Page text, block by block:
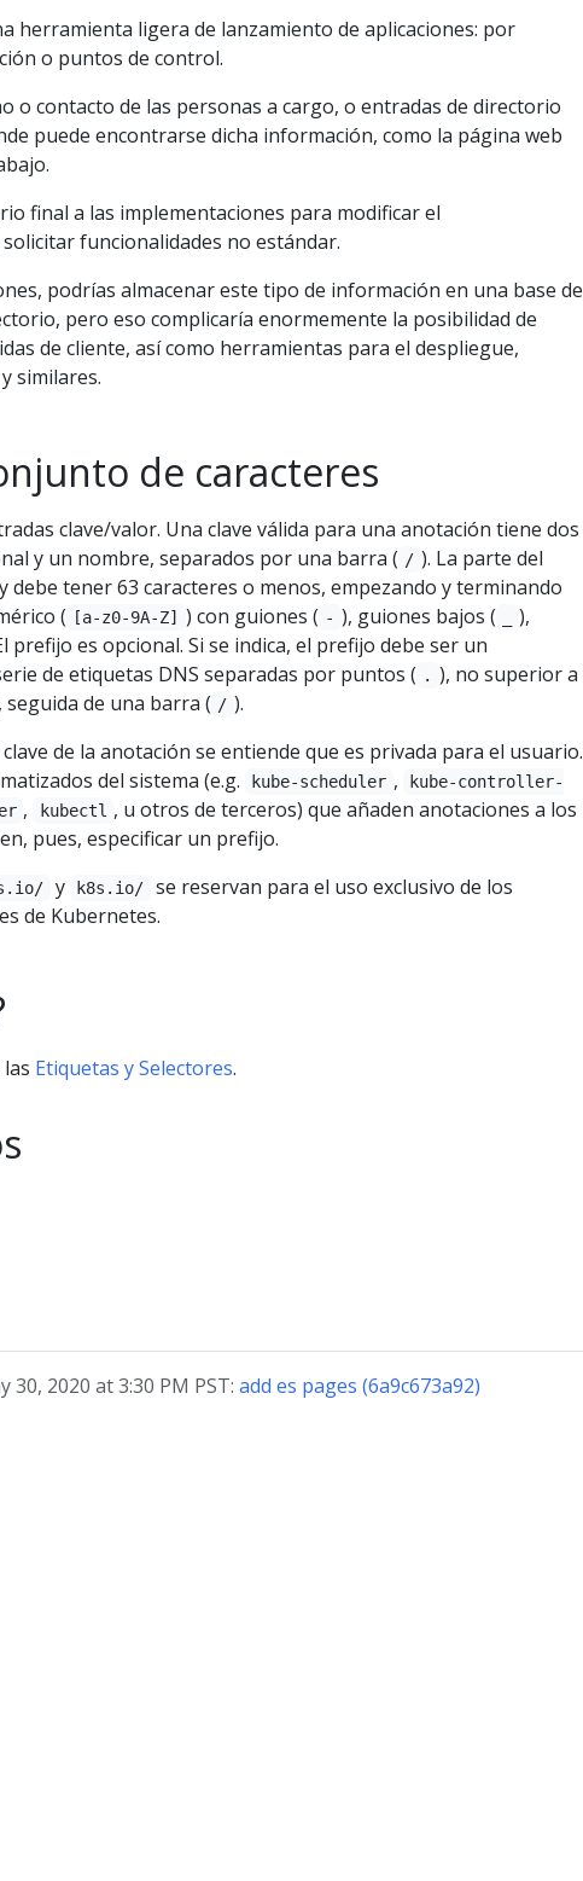
herramienta ligera de lanzamiento de aplicaciones: por
o puntos de control.
o contacto de las personas a cargo, o entradas de directorio
puede encontrarse dicha información, como la página web
final a las implementaciones para modificar el
funcionalidades no estándar.
podrías almacenar este tipo de información en una base de
pero eso complicaría enormemente la posibilidad de
de cliente, así como herramientas para el despliegue,
similares.
de caracteres
clave/valor. Una clave válida para una anotación tiene dos
y un nombre, separados por una barra ( / ). La parte del
debe tener 63 caracteres o menos, empezando y terminando
(
[a-z0-9A-Z] ) con guiones ( - ), guiones bajos (
),
prefijo es opcional. Si se indica, el prefijo debe ser un
de etiquetas DNS separadas por puntos ( . ), no superior a
de una barra ( / ).
de la anotación se entiende que es privada para el usuario.
del sistema (e.g.
kube-scheduler ,
kube-controller-
, kubectl , u otros de terceros) que añaden anotaciones a los
pues, especificar un prefijo.
y k8s.io/
se reservan para el uso exclusivo de los
de Kubernetes.
Etiquetas y Selectores.
2020 at 3:30 PM PST: add es pages (6a9c673a92)